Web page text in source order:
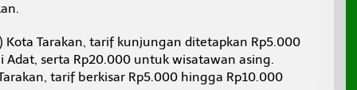
Kota Tarakan, tarif kunjungan ditetapkan Rp5.000
serta Rp20.000 untuk wisatawan asing.
tarif berkisar Rp5.000 hingga Rp10.000